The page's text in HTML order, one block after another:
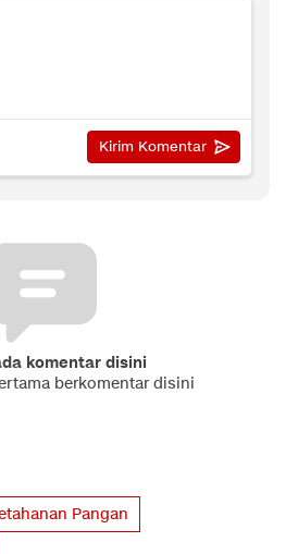
komentar disini
berkomentar disini
Pangan